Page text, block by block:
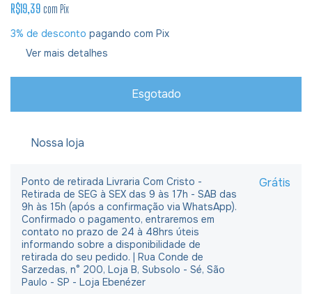
R$19,39 com Pix
3% de desconto pagando com Pix
Ver mais detalhes
Nossa loja
Ponto de retirada Livraria Com Cristo -
Retirada de SEG à SEX das 9 às 17h - SAB das
9h às 15h (após a confirmação via WhatsApp).
Confirmado o pagamento, entraremos em
contato no prazo de 24 à 48hrs úteis
informando sobre a disponibilidade de
retirada do seu pedido. | Rua Conde de
Sarzedas, n° 200, Loja B, Subsolo - Sé, São
Paulo - SP - Loja Ebenézer
Grátis